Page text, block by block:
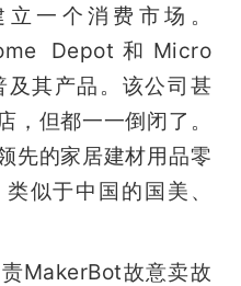
一个消费市场。
Depot和Micro
其产品。该公司甚
，但都一一倒闭了。
先的家居建材用品零
似于中国的国美、
MakerBot故意卖故